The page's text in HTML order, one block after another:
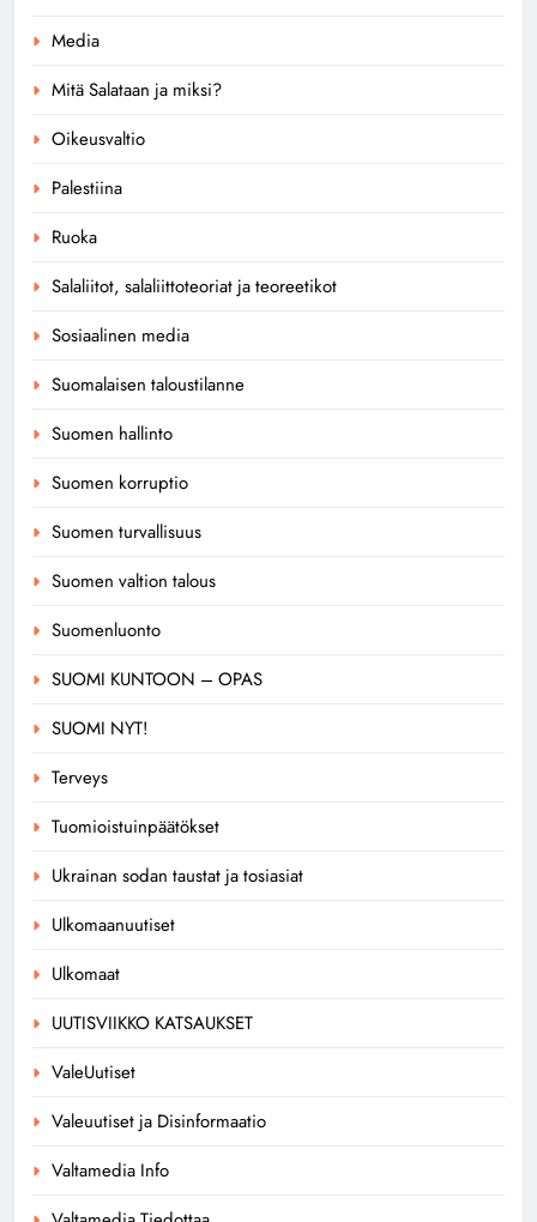
Media
Mitä Salataan ja miksi?
Oikeusvaltio
Palestiina
Ruoka
Salaliitot, salaliittoteoriat ja teoreetikot
Sosiaalinen media
Suomalaisen taloustilanne
Suomen hallinto
Suomen korruptio
Suomen turvallisuus
Suomen valtion talous
Suomenluonto
SUOMI KUNTOON – OPAS
SUOMI NYT!
Terveys
Tuomioistuinpäätökset
Ukrainan sodan taustat ja tosiasiat
Ulkomaanuutiset
Ulkomaat
UUTISVIIKKO KATSAUKSET
ValeUutiset
Valeuutiset ja Disinformaatio
Valtamedia Info